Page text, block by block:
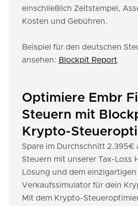
einschließlich Zeitstempel,
Kosten und Gebühren.
Beispiel für den deutschen
ansehen: Blockpit Report
Optimiere Embr
Steuern mit
Krypto-
Spare im Durchschnitt 2.395€
Steuern mit unserer Tax-Loss
Lösung und dem einzigartigen
Verkaufssimulator für dein
Mit dem Krypto-